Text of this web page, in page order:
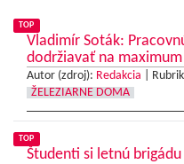
TOP
Vladimír Soták:
dodržiavať na maximum
Autor (zdroj): Redakcia
ŽELEZIARNE DOMA
TOP
Študenti si letnú